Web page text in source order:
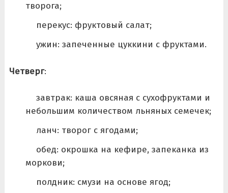
творога;
перекус: фруктовый салат;
ужин: запеченные цуккини с фруктами.
Четверг:
завтрак: каша овсяная с сухофруктами и
небольшим количеством льняных семечек;
ланч: творог с ягодами;
обед: окрошка на кефире, запеканка из
моркови;
полдник: смузи на основе ягод;